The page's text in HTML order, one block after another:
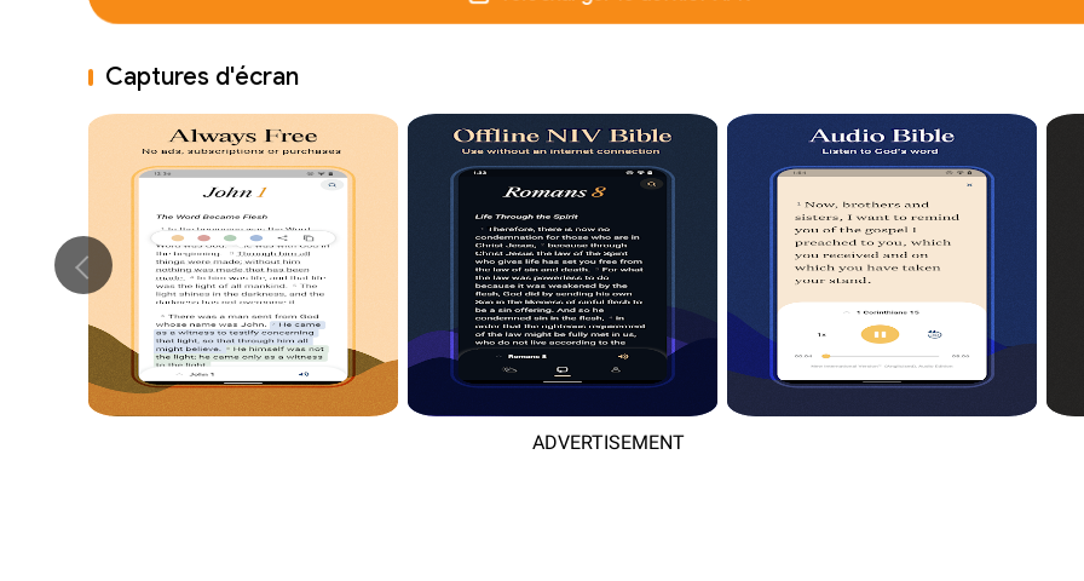
Captures d'écran
ADVERTISEMENT